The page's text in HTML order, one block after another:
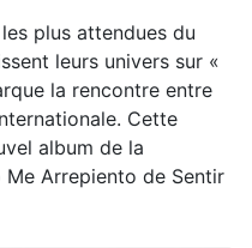
les plus attendues du
leurs univers sur «
la rencontre entre
Cette
album de la
Arrepiento de Sentir